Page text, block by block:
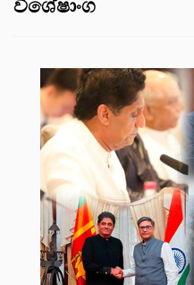
විශේෂාංග